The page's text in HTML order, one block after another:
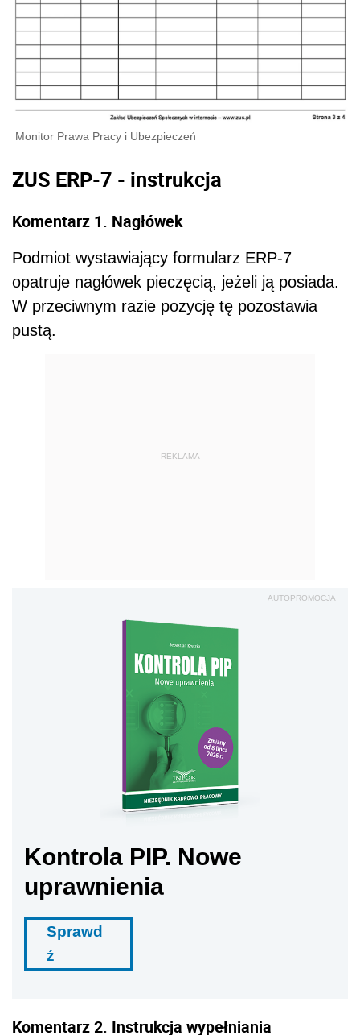
Monitor Prawa Pracy i Ubezpieczeń
ZUS ERP-7 - instrukcja
Komentarz 1. Nagłówek
Podmiot wystawiający formularz ERP-7
opatruje nagłówek pieczęcią, jeżeli ją posiada.
W przeciwnym razie pozycję tę pozostawia
pustą.
REKLAMA
AUTOPROMOCJA
Kontrola PIP. Nowe
uprawnienia
Sprawd
ź
Komentarz 2. Instrukcja wypełniania